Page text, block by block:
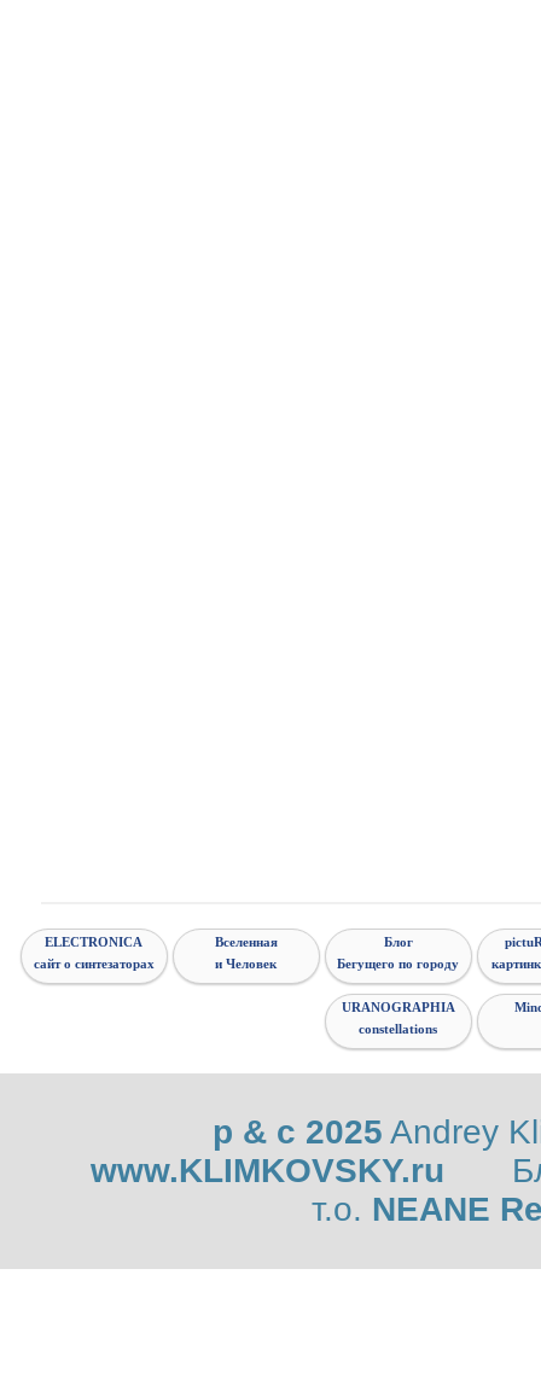
ELECTRONICA
сайт о синтезаторах
Вселенная
и Человек
Блог
Бегущего по городу
URANOGRAPHIA
constellations
p & c 2025 Andrey
www.KLIMKOVSKY.ru
т.о. NEANE